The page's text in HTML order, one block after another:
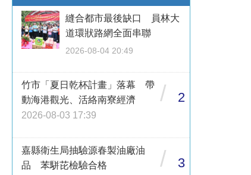
縫合都市最後缺口 員林大
道環狀路網全面串聯
2026-08-04 20:49
竹市「夏日乾杯計畫」落幕 帶
動海港觀光、活絡南寮經濟
2026-08-03 17:39
/ 2
嘉縣衛生局抽驗源春製油廠油
品 苯駢芘檢驗合格
/ 3